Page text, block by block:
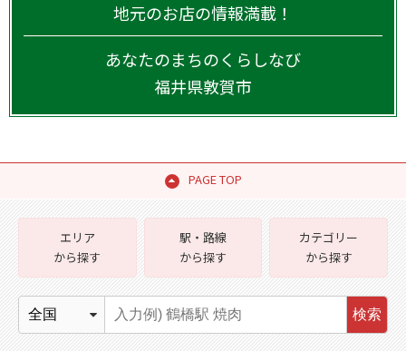
地元のお店の情報満載！
あなたのまちのくらしなび
福井県敦賀市
PAGE TOP
エリア
から探す
駅・路線
から探す
カテゴリー
から探す
検索